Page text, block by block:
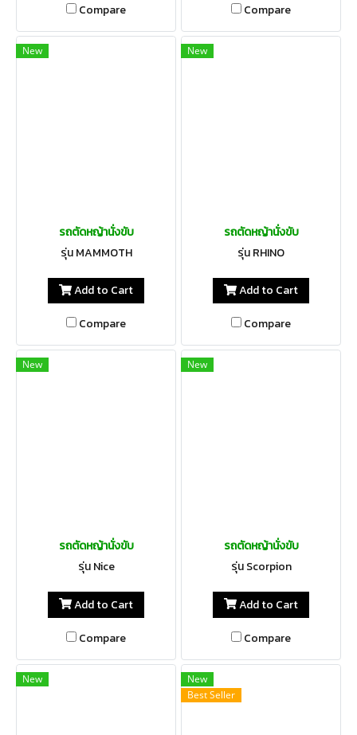
Compare Compare
New
รถตัดหญ้านั่งขับ
รุ่น MAMMOTH
Add to Cart
Compare
New
รถตัดหญ้านั่งขับ
รุ่น RHINO
Add to Cart
Compare
New
รถตัดหญ้านั่งขับ
รุ่น Nice
Add to Cart
Compare
New
รถตัดหญ้านั่งขับ
รุ่น Scorpion
Add to Cart
Compare
New
New
Best Seller